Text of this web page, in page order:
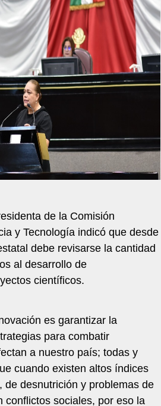
de la Comisión
y Tecnología indicó que desde
debe revisarse la cantidad
al desarrollo de
científicos.
es garantizar la
para combatir
a nuestro país; todas y
cuando existen altos índices
de desnutrición y problemas de
conflictos sociales, por eso la